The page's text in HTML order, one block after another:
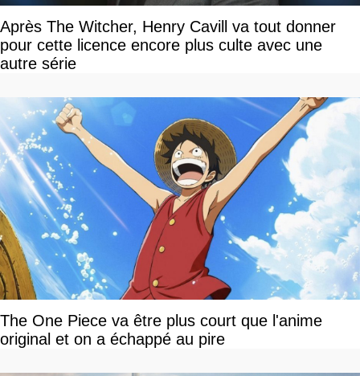
Après The Witcher, Henry Cavill va tout donner
pour cette licence encore plus culte avec une
autre série
The One Piece va être plus court que l'anime
original et on a échappé au pire